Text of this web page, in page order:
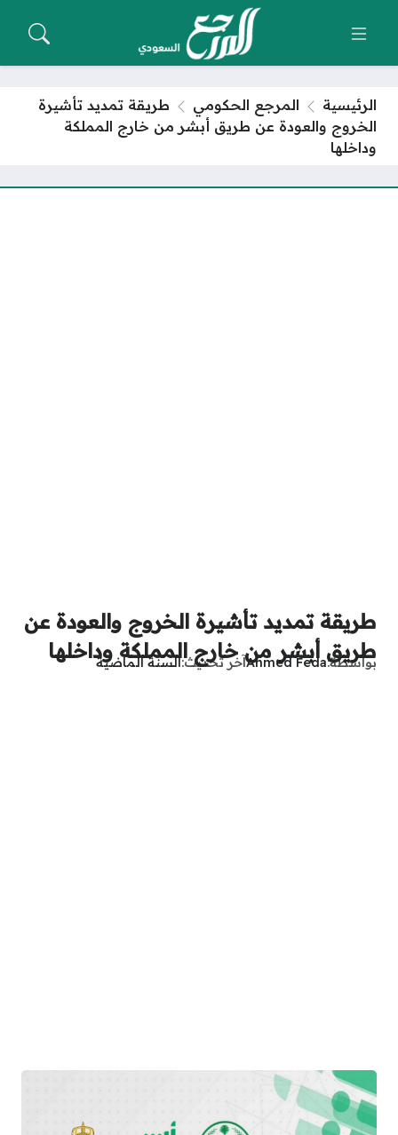
الرئيسية المرجع الحكومي
طريقة تمديد تأشيرة
الخروج والعودة عن طريق أبشر من خارج المملكة
وداخلها
طريقة تمديد تأشيرة الخروج والعودة عن
طريق أبشر من خارج المملكة وداخلها
بواسطة Ahmed Fedaآخر تحديثالسنة الماضية